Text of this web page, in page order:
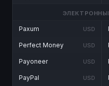
Paxum USD
Perfect Money USD
Payoneer USD
PayPal USD